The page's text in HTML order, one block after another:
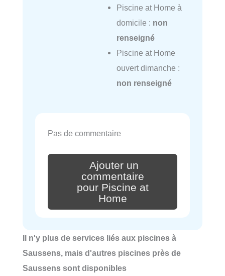
Piscine at Home à
domicile : non
renseigné
Piscine at Home
ouvert dimanche :
non renseigné
Pas de commentaire
Ajouter un
commentaire
pour Piscine at
Home
Il n'y plus de services liés aux piscines à
Saussens, mais d'autres piscines près de
Saussens sont disponibles